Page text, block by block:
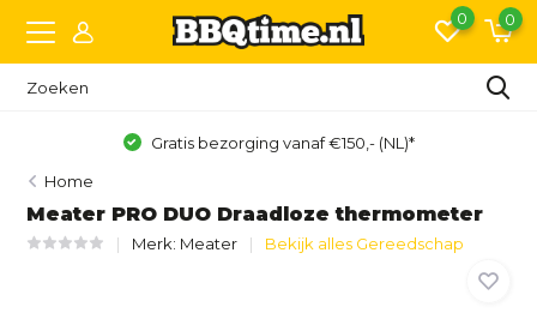
0 0
Gratis bezorging vanaf €150,- (NL)*
Home
Meater PRO DUO Draadloze thermometer
Merk: Meater Bekijk alles Gereedschap